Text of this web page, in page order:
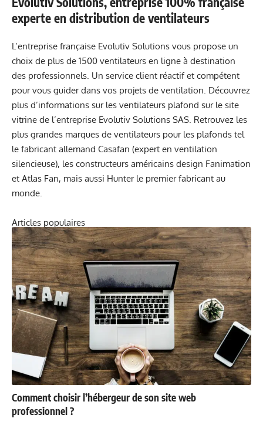
experte en distribution de ventilateurs
L’entreprise française Evolutiv Solutions vous propose un
choix de plus de 1500 ventilateurs en ligne à destination
des professionnels. Un service client réactif et compétent
pour vous guider dans vos projets de ventilation. Découvrez
plus d’informations sur les ventilateurs plafond sur le site
vitrine de l’entreprise Evolutiv Solutions SAS. Retrouvez les
plus grandes marques de ventilateurs pour les plafonds tel
le fabricant allemand Casafan (expert en ventilation
silencieuse), les constructeurs américains design Fanimation
et Atlas Fan, mais aussi Hunter le premier fabricant au
monde.
Articles populaires
Comment choisir l’hébergeur de son site web
professionnel ?